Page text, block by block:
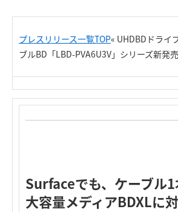
プレスリリース一覧TOP« UHDBDドライ
ブルBD「LBD-PVA6U3V」シリーズ新発売
Surfaceでも、ケーブル
大容量メディアBDXLに